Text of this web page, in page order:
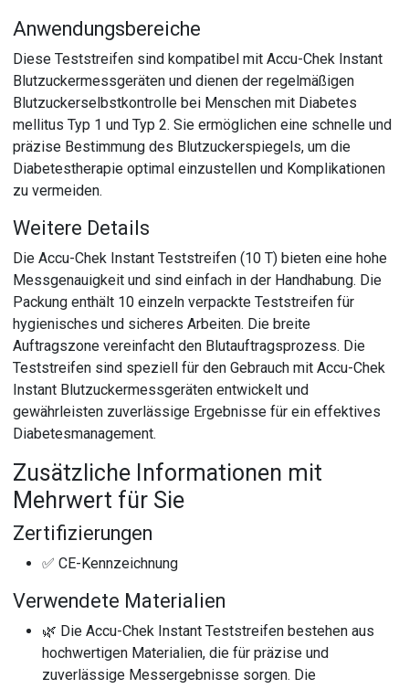
Anwendungsbereiche
Diese Teststreifen sind kompatibel mit Accu-Chek Instant
Blutzuckermessgeräten und dienen der regelmäßigen
Blutzuckerselbstkontrolle bei Menschen mit Diabetes
mellitus Typ 1 und Typ 2. Sie ermöglichen eine schnelle und
präzise Bestimmung des Blutzuckerspiegels, um die
Diabetestherapie optimal einzustellen und Komplikationen
zu vermeiden.
Weitere Details
Die Accu-Chek Instant Teststreifen (10 T) bieten eine hohe
Messgenauigkeit und sind einfach in der Handhabung. Die
Packung enthält 10 einzeln verpackte Teststreifen für
hygienisches und sicheres Arbeiten. Die breite
Auftragszone vereinfacht den Blutauftragsprozess. Die
Teststreifen sind speziell für den Gebrauch mit Accu-Chek
Instant Blutzuckermessgeräten entwickelt und
gewährleisten zuverlässige Ergebnisse für ein effektives
Diabetesmanagement.
Zusätzliche Informationen mit
Mehrwert für Sie
Zertifizierungen
✅ CE-Kennzeichnung
Verwendete Materialien
🌿 Die Accu-Chek Instant Teststreifen bestehen aus
hochwertigen Materialien, die für präzise und
zuverlässige Messergebnisse sorgen. Die